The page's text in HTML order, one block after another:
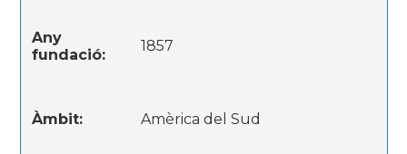
Any
fundació:
1857
Àmbit: Amèrica del Sud